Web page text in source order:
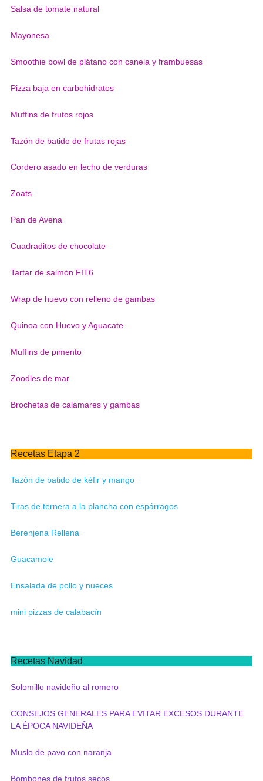
Salsa de tomate natural
Mayonesa
Smoothie bowl de plátano con canela y frambuesas
Pizza baja en carbohidratos
Muffins de frutos rojos
Tazón de batido de frutas rojas
Cordero asado en lecho de verduras
Zoats
Pan de Avena
Cuadraditos de chocolate
Tartar de salmón FIT6
Wrap de huevo con relleno de gambas
Quinoa con Huevo y Aguacate
Muffins de pimento
Zoodles de mar
Brochetas de calamares y gambas
Recetas Etapa 2
Tazón de batido de kéfir y mango
Tiras de ternera a la plancha con espárragos
Berenjena Rellena
Guacamole
Ensalada de pollo y nueces
mini pizzas de calabacín
Recetas Navidad
Solomillo navideño al romero
CONSEJOS GENERALES PARA EVITAR EXCESOS DURANTE
LA ÉPOCA NAVIDEÑA
Muslo de pavo con naranja
Bombones de frutos secos